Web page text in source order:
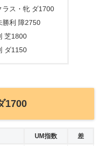
ラス・牝 ダ1700
勝利 障2750
芝1800
ダ1150
1700
UM指数 差